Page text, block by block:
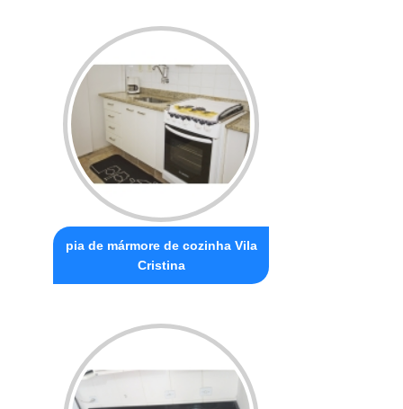
pia de mármore de cozinha Vila
Cristina